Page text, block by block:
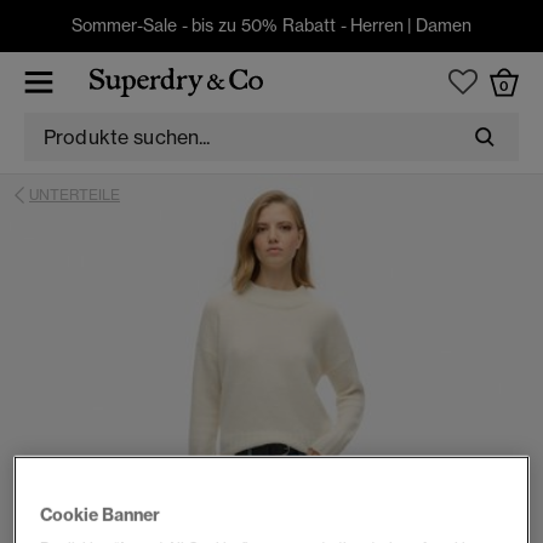
Sommer-Sale - bis zu 50% Rabatt - Herren | Damen
0
UNTERTEILE
Cookie Banner